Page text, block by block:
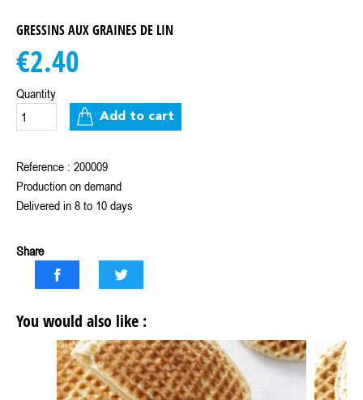
GRESSINS AUX GRAINES DE LIN
€2.40
Quantity
Add to cart
Reference : 200009
Production on demand
Delivered in 8 to 10 days
Share
You would also like :